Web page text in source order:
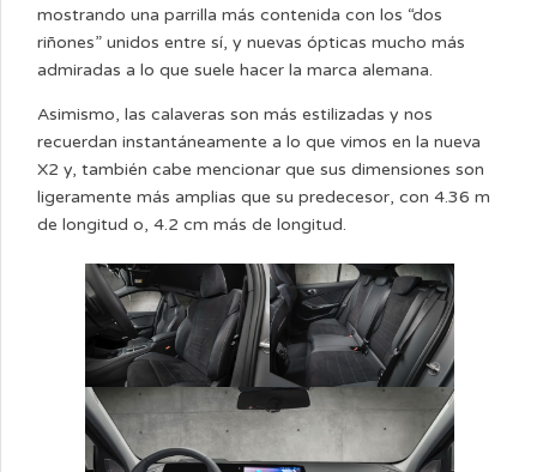
mostrando una parrilla más contenida con los “dos
riñones” unidos entre sí, y nuevas ópticas mucho más
admiradas a lo que suele hacer la marca alemana.
Asimismo, las calaveras son más estilizadas y nos
recuerdan instantáneamente a lo que vimos en la nueva
X2 y, también cabe mencionar que sus dimensiones son
ligeramente más amplias que su predecesor, con 4.36 m
de longitud o, 4.2 cm más de longitud.